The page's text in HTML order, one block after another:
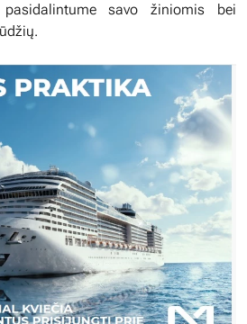
pasidalintume savo žiniomis bei